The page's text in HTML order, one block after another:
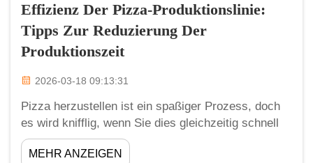
Effizienz Der Pizza-Produktionslinie:
Tipps Zur Reduzierung Der
Produktionszeit
2026-03-18 09:13:31
Pizza herzustellen ist ein spaßiger Prozess, doch
es wird knifflig, wenn Sie dies gleichzeitig schnell
und gut tun möchten. Mit den richtigen Tipps
können Sie Ihre Pizzaproduktionslinie deutlich
MEHR ANZEIGEN